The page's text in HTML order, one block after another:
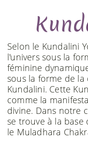
Selon le Kundalini
l'univers sous la
féminine
sous la forme de la
Kundalini. Cette
comme la
divine. Dans notre
se trouve à la
le Muladhara